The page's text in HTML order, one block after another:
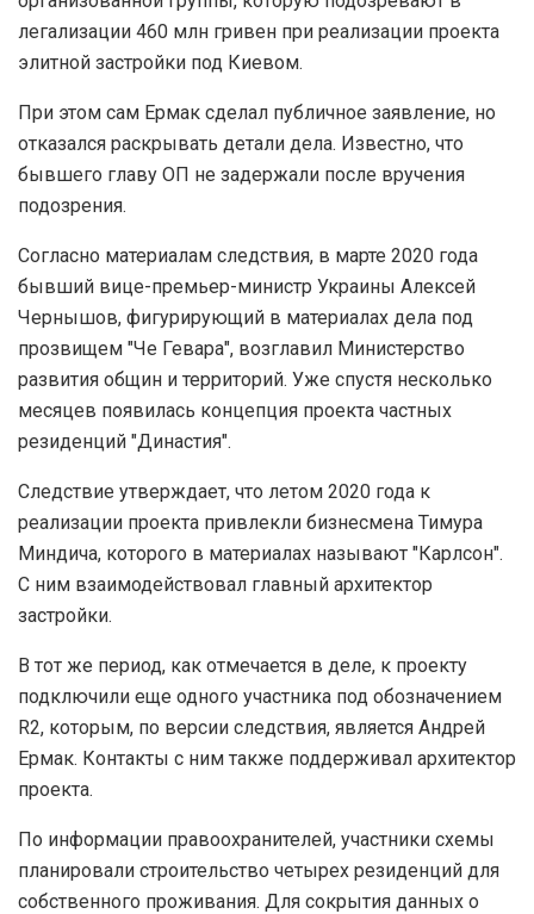
легализации 460 млн гривен при реализации проекта
элитной застройки под Киевом.
При этом сам Ермак сделал публичное заявление, но
отказался раскрывать детали дела. Известно, что
бывшего главу ОП не задержали после вручения
подозрения.
Согласно материалам следствия, в марте 2020 года
бывший вице-премьер-министр Украины Алексей
Чернышов, фигурирующий в материалах дела под
прозвищем "Че Гевара", возглавил Министерство
развития общин и территорий. Уже спустя несколько
месяцев появилась концепция проекта частных
резиденций "Династия".
Следствие утверждает, что летом 2020 года к
реализации проекта привлекли бизнесмена Тимура
Миндича, которого в материалах называют "Карлсон".
С ним взаимодействовал главный архитектор
застройки.
В тот же период, как отмечается в деле, к проекту
подключили еще одного участника под обозначением
R2, которым, по версии следствия, является Андрей
Ермак. Контакты с ним также поддерживал архитектор
проекта.
По информации правоохранителей, участники схемы
планировали строительство четырех резиденций для
собственного проживания. Для сокрытия данных о